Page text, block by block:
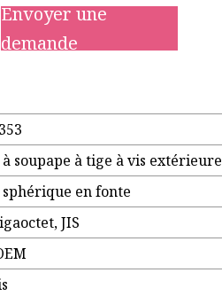
Envoyer une
demande
à soupape à tige à vis extérieure
sphérique en fonte
JIS